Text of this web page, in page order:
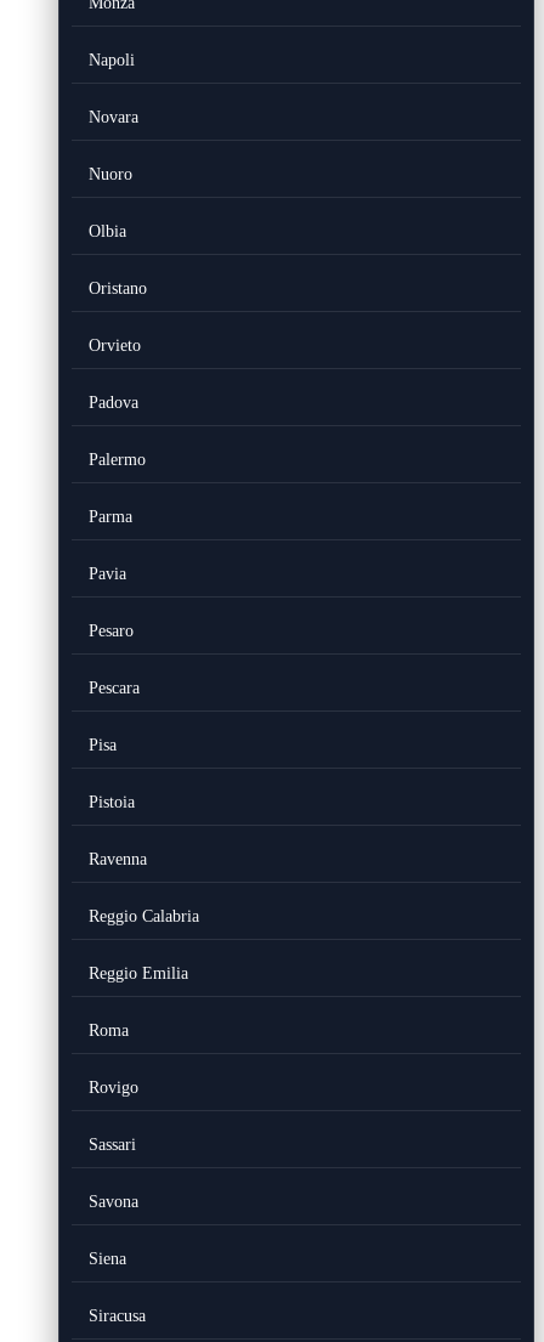
Napoli
Novara
Nuoro
Olbia
Oristano
Orvieto
Padova
Palermo
Parma
Pavia
Pesaro
Pescara
Pisa
Pistoia
Ravenna
Reggio Calabria
Reggio Emilia
Roma
Rovigo
Sassari
Savona
Siena
Siracusa